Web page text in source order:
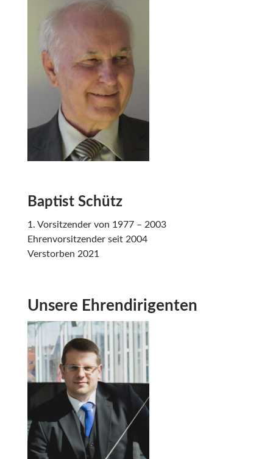
Baptist Schütz
1. Vorsitzender von 1977 – 2003
Ehrenvorsitzender seit 2004
Verstorben 2021
Unsere Ehrendirigenten